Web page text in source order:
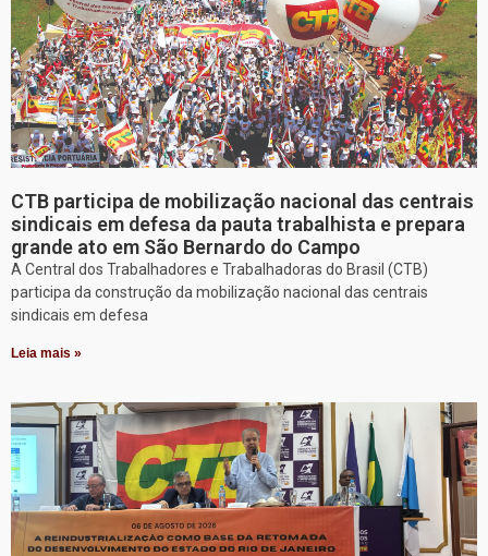
CTB participa de mobilização nacional das centrais
sindicais em defesa da pauta trabalhista e prepara
grande ato em São Bernardo do Campo
A Central dos Trabalhadores e Trabalhadoras do Brasil (CTB)
participa da construção da mobilização nacional das centrais
sindicais em defesa
Leia mais »